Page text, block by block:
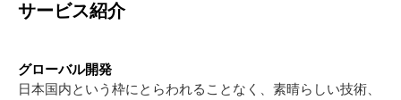
サービス紹介
グローバル開発
日本国内という枠にとらわれることなく、素晴らしい技術、